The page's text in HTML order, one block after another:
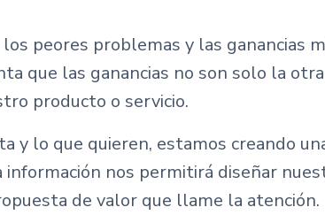
peores problemas y las ganancias
que las ganancias no son solo la
producto o servicio.
lo que quieren, estamos creando
nos permitirá diseñar
de valor que llame la atención.